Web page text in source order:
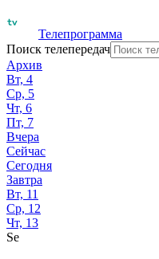
Телепрограмма
Поиск телепередач
Архив
Вт, 4
Ср, 5
Чт, 6
Пт, 7
Вчера
Сейчас
Сегодня
Завтра
Вт, 11
Ср, 12
Чт, 13
Se